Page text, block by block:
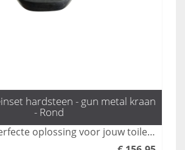
hardsteen - gun metal kraan
- Rond
Ontdek de perfecte oplossing voor jouw toiletruimte met de fonteinset Gustav van L'aqua, compleet met een stijlvolle Gun metal kraan en sifon. Dit prachtige toilet fonteintje biedt niet alleen functionaliteit, maar ook een eigentijds design dat elke wc-opstelling verfraait. Bestel snel en geef je toilet een moderne upgrade!